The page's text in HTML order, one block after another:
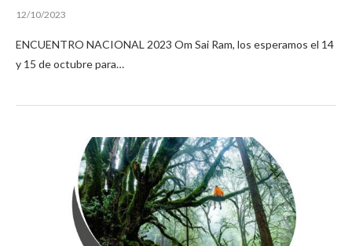
12/10/2023
ENCUENTRO NACIONAL 2023 Om Sai Ram, los esperamos el 14
y 15 de octubre para…